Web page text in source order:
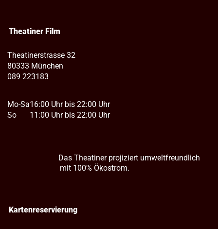
Theatiner Film
Theatinerstrasse 32
80333 München
089 223183
Mo-Sa
So
16:00 Uhr bis 22:00 Uhr
11:00 Uhr bis 22:00 Uhr
Das Theatiner projiziert umweltfreundlich
mit 100% Ökostrom.
Kartenreservierung